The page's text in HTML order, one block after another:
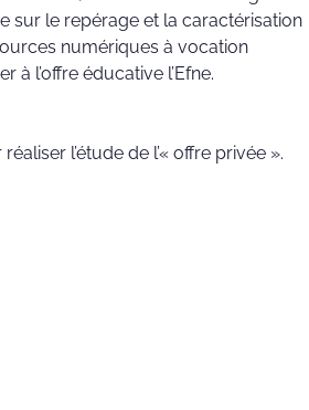
sur le repérage et la caractérisation
numériques à vocation
l’offre éducative l’Efne.
l’étude de l’« offre privée ».